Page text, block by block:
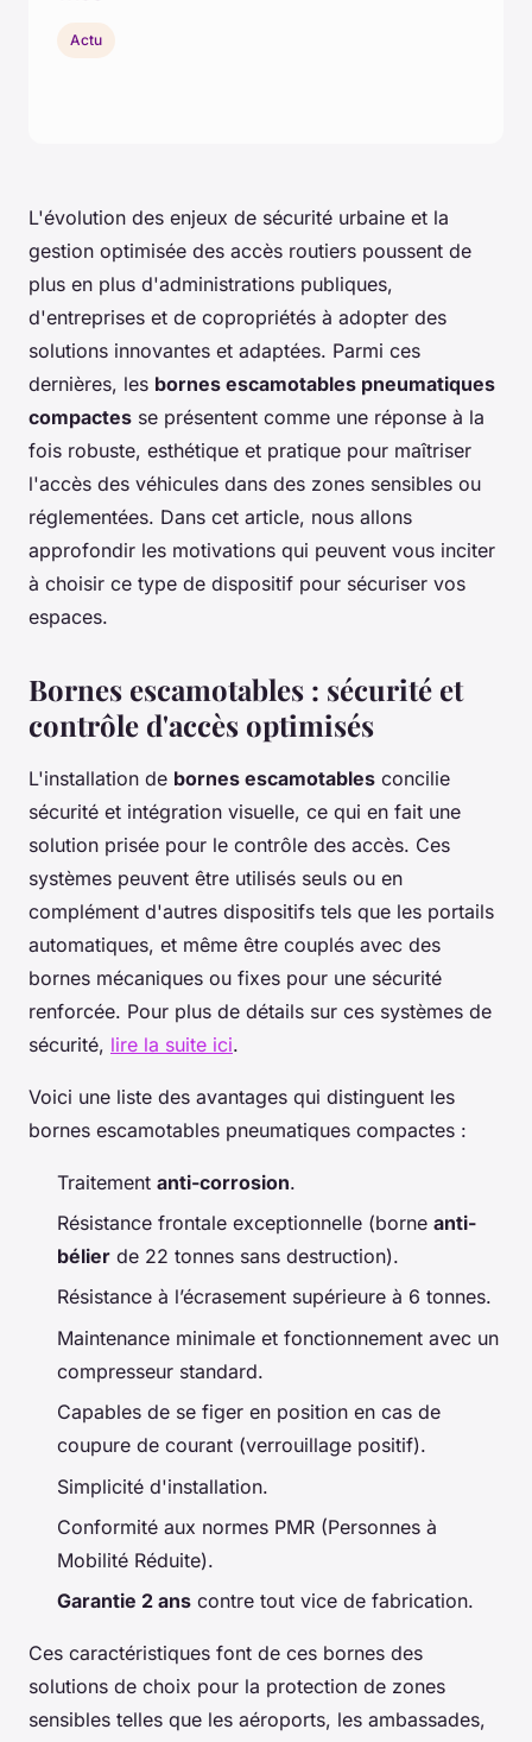
L'évolution des enjeux de sécurité urbaine et la
gestion optimisée des accès routiers poussent de
plus en plus d'administrations publiques,
d'entreprises et de copropriétés à adopter des
solutions innovantes et adaptées. Parmi ces
dernières, les bornes escamotables pneumatiques
compactes se présentent comme une réponse à la
fois robuste, esthétique et pratique pour maîtriser
l'accès des véhicules dans des zones sensibles ou
réglementées. Dans cet article, nous allons
approfondir les motivations qui peuvent vous inciter
à choisir ce type de dispositif pour sécuriser vos
espaces.
Bornes escamotables : sécurité et
contrôle d'accès optimisés
L'installation de bornes escamotables concilie
sécurité et intégration visuelle, ce qui en fait une
solution prisée pour le contrôle des accès. Ces
systèmes peuvent être utilisés seuls ou en
complément d'autres dispositifs tels que les portails
automatiques, et même être couplés avec des
bornes mécaniques ou fixes pour une sécurité
renforcée. Pour plus de détails sur ces systèmes de
sécurité, lire la suite ici.
Voici une liste des avantages qui distinguent les
bornes escamotables pneumatiques compactes :
Traitement anti-corrosion.
Résistance frontale exceptionnelle (borne anti-
bélier de 22 tonnes sans destruction).
Résistance à l’écrasement supérieure à 6 tonnes.
Maintenance minimale et fonctionnement avec un
compresseur standard.
Capables de se figer en position en cas de
coupure de courant (verrouillage positif).
Simplicité d'installation.
Conformité aux normes PMR (Personnes à
Mobilité Réduite).
Garantie 2 ans contre tout vice de fabrication.
Ces caractéristiques font de ces bornes des
solutions de choix pour la protection de zones
sensibles telles que les aéroports, les ambassades,
Actu